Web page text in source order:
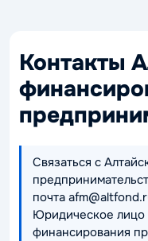
Контакты
Связаться с
почта
Юридическое
финансирования